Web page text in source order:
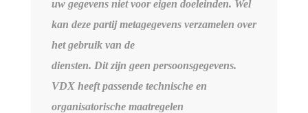
uw gegevens niet voor eigen doeleinden. Wel
kan deze partij metagegevens verzamelen over
het gebruik van de
diensten. Dit zijn geen persoonsgegevens.
VDX heeft passende technische en
organisatorische maatregelen